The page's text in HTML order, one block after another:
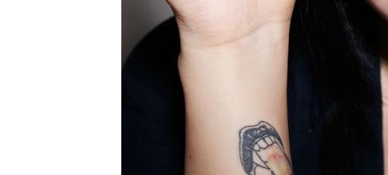
"일본축구협회, 대한축구협회 성 접대 의혹 심판 조사"
[속보]장은수, KLPGA 제주삼다수 역전 우승…데뷔
"얼마나 더웠으면"…안동 물길공원서 헤엄친 구렁이 '소
손흥민, 68분 뛰고 2경기 침묵…LAFC, 톨루카에 1-0 승
'2경기 연속 침묵' 손흥민, 톨루카전 68분만 뛰고 슈팅 0개
이강인, 오늘 서울서 AT마드리드 입단식…'전례 없는 특
'여긴 20도, 저긴 50도'…열화상 카메라로 본 폭염 저감시